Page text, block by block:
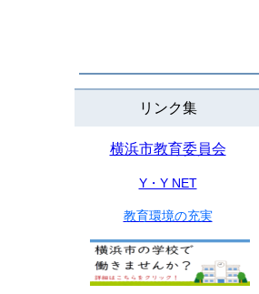
リンク集
横浜市教育委員会
Y・Y NET
教育環境の充実